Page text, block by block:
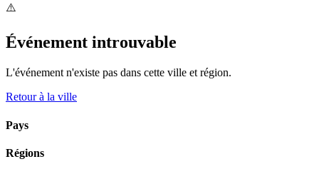
⚠️
Événement introuvable
L'événement n'existe pas dans cette ville et région.
Retour à la ville
Pays
Régions